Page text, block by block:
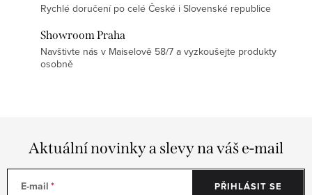
Rychlé doručení po celé České i Slovenské republice
Showroom Praha
Navštivte nás v Maiselově 58/7 a vyzkoušejte produkty
osobně
Aktuální novinky a slevy na váš e-mail
E-mail PŘIHLÁSIT SE